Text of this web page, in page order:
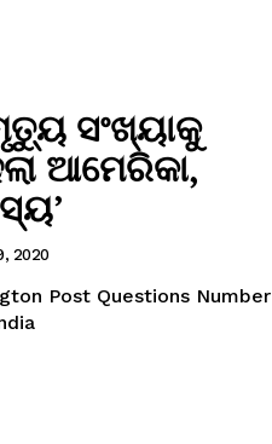
ସଂଖ୍ୟାକୁ
ଆମେରିକା,
2020
Post Questions Number